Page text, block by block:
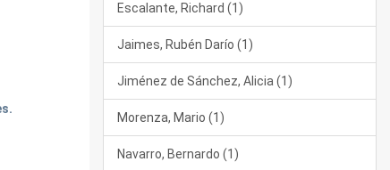
Escalante, Richard (1)
Jaimes, Rubén Darío (1)
Jiménez de Sánchez, Alicia (1)
Morenza, Mario (1)
Navarro, Bernardo (1)